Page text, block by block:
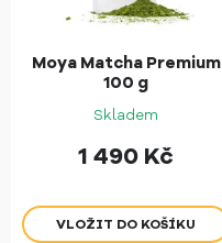
Moya Matcha Premium
100 g
Skladem
1 490 Kč